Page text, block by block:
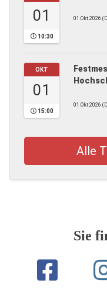
01
10:30
01.Okt.2026
OKT
01
15:00
01.Okt.2026
Alle
Sie